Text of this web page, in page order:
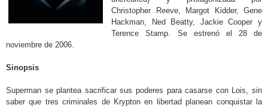
Christopher Reeve, Margot Kidder, Gene
Hackman, Ned Beatty, Jackie Cooper y
Terence Stamp. Se estrenó el 28 de
noviembre de 2006.
Sinopsis
Superman se plantea sacrificar sus poderes para casarse con Lois, sin
saber que tres criminales de Krypton en libertad planean conquistar la